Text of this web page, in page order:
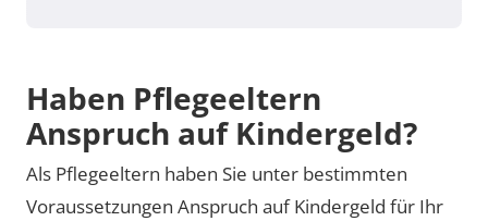
Haben Pflegeeltern
Anspruch auf Kindergeld?
Als Pflegeeltern haben Sie unter bestimmten
Voraussetzungen Anspruch auf Kindergeld für Ihr